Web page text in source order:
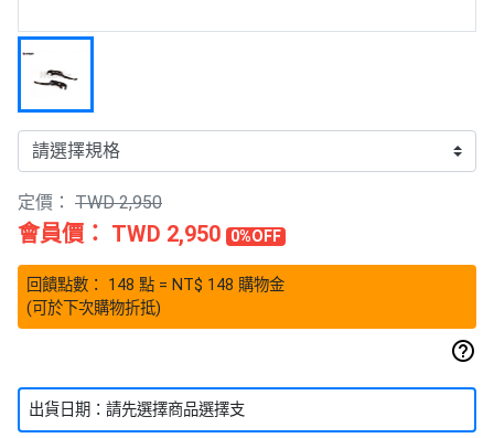
定價： TWD 2,950
會員價： TWD 2,950 0%OFF
回饋點數： 148 點 = NT$ 148 購物金
(可於下次購物折抵)
出貨日期：請先選擇商品選擇支